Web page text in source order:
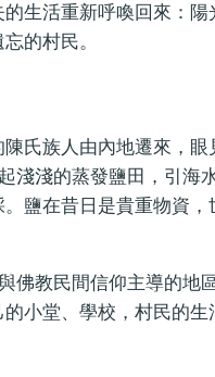
生活重新呼喚回來：陽
的村民。
氏族人由內地遷來，
淺淺的蒸發鹽田，引海
鹽在昔日是貴重物資，
教民間信仰主導的地
小堂、學校，村民的生